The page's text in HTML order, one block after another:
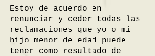
Estoy de acuerdo en
renunciar y ceder todas las
reclamaciones que yo o mi
hijo menor de edad puede
tener como resultado de